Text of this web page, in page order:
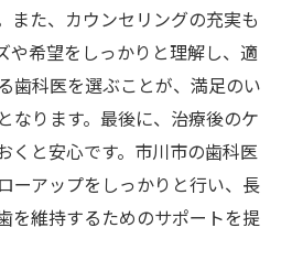
が引き出す歯の美
出す市川市のべニア
しさを叶えるべニア
また、カウンセリングの充実も
や希望をしっかりと理解し、適
歯科医を選ぶことが、満足のい
なります。最後に、治療後のケ
くと安心です。市川市の歯科医
ーアップをしっかりと行い、長
を維持するためのサポートを提